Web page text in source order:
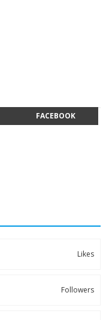
FACEBOOK
Likes
Followers